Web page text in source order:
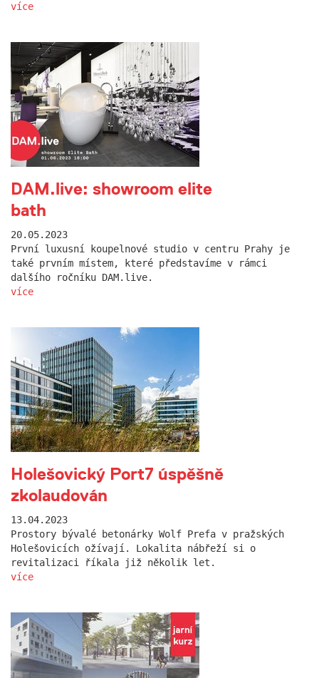
více
DAM.live: showroom elite
bath
20.05.2023
První luxusní koupelnové studio v centru Prahy je
také prvním místem, které představíme v rámci
dalšího ročníku DAM.live.
více
Holešovický Port7 úspěšně
zkolaudován
13.04.2023
Prostory bývalé betonárky Wolf Prefa v pražských
Holešovicích ožívají. Lokalita nábřeží si o
revitalizaci říkala již několik let.
více